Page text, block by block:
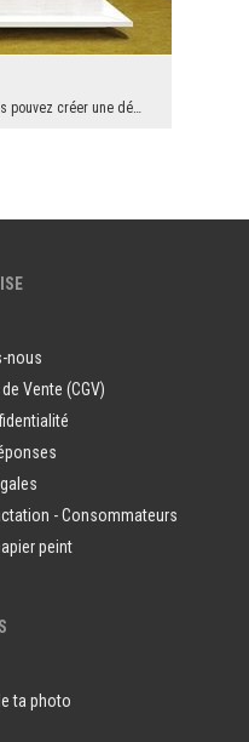
En utilisatant deux couleurs, vous pouvez créer une décoration intéressante. En particulier, si o...
nous
Vente (CGV)
- Consommateurs
peint
ta photo